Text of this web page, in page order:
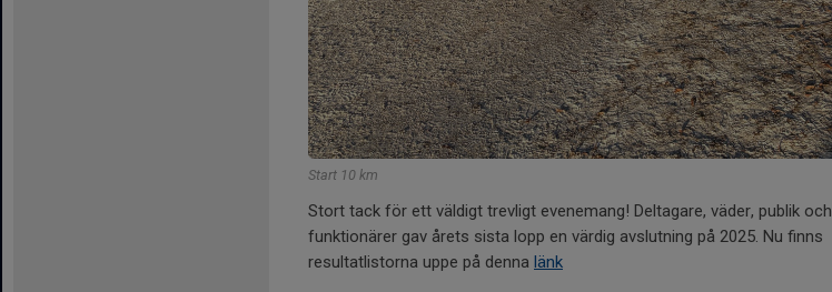
Start 10 km
Stort tack för ett väldigt trevligt evenemang! Deltagare, väder, publik och
funktionärer gav årets sista lopp en värdig avslutning på 2025. Nu finns
resultatlistorna uppe på denna länk